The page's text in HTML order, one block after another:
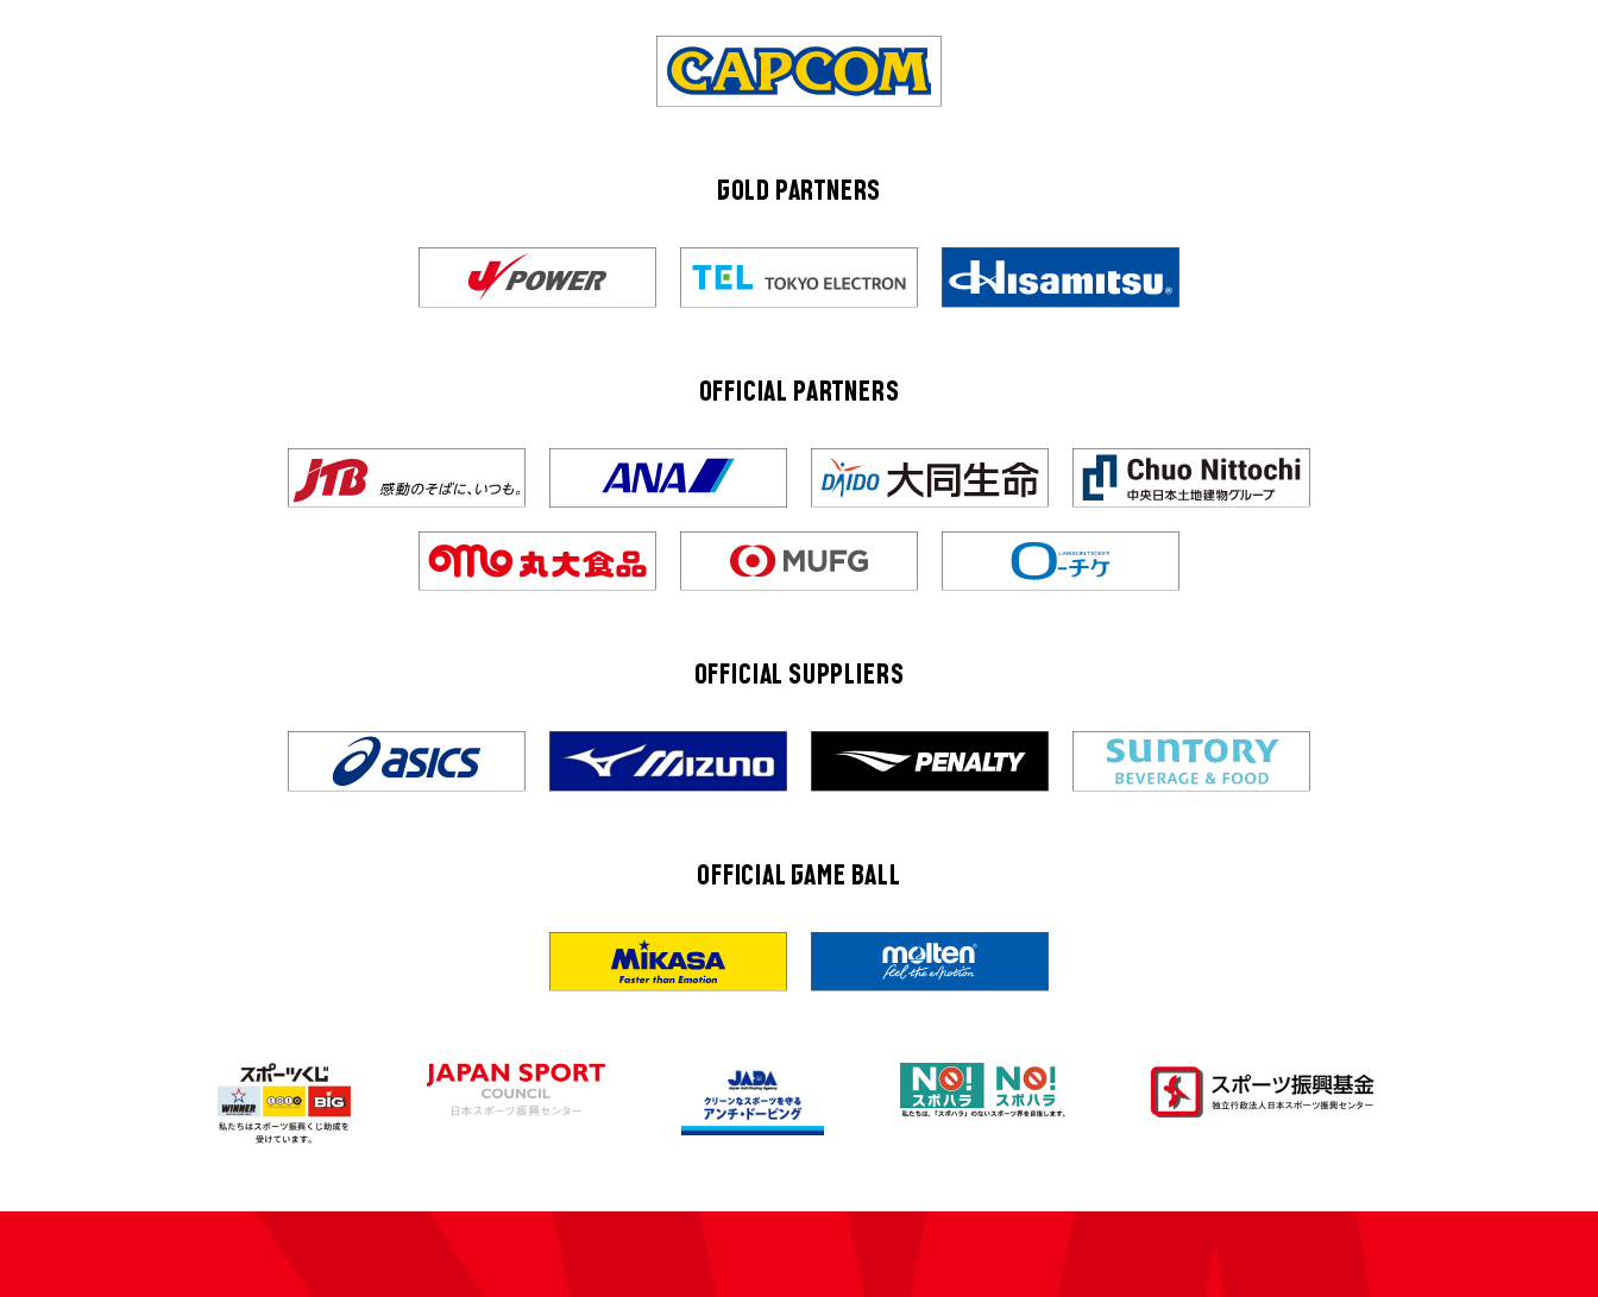
GOLD PARTNERS
OFFICIAL PARTNERS
OFFICIAL SUPPLIERS
OFFICIAL GAME BALL